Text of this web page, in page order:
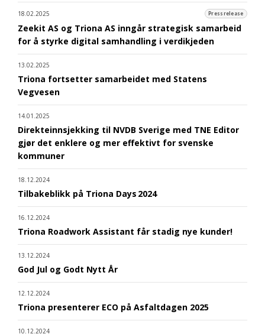
18.02.2025 Pressrelease
Zeekit AS og Triona AS inngår strategisk samarbeid
for å styrke digital samhandling i verdikjeden
13.02.2025
Triona fortsetter samarbeidet med Statens
Vegvesen
14.01.2025
Direkteinnsjekking til NVDB Sverige med TNE Editor
gjør det enklere og mer effektivt for svenske
kommuner
18.12.2024
Tilbakeblikk på Triona Days 2024
16.12.2024
Triona Roadwork Assistant får stadig nye kunder!
13.12.2024
God Jul og Godt Nytt År
12.12.2024
Triona presenterer ECO på Asfaltdagen 2025
10.12.2024